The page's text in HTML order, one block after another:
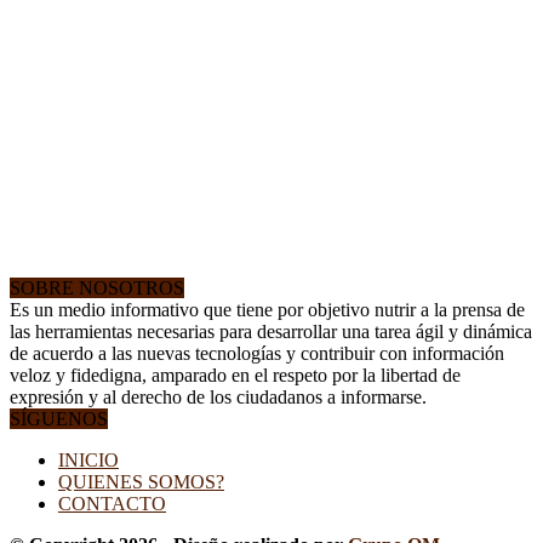
SOBRE NOSOTROS
Es un medio informativo que tiene por objetivo nutrir a la prensa de
las herramientas necesarias para desarrollar una tarea ágil y dinámica
de acuerdo a las nuevas tecnologías y contribuir con información
veloz y fidedigna, amparado en el respeto por la libertad de
expresión y al derecho de los ciudadanos a informarse.
SÍGUENOS
INICIO
QUIENES SOMOS?
CONTACTO